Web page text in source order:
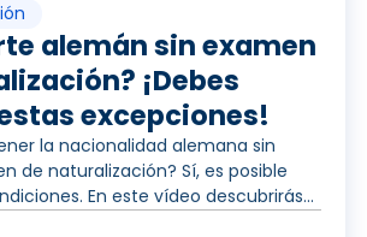
r
o
alemán sin examen
¡Debes
excepciones!
la nacionalidad alemana sin
de naturalización? Sí, es posible
En este vídeo descubrirás...